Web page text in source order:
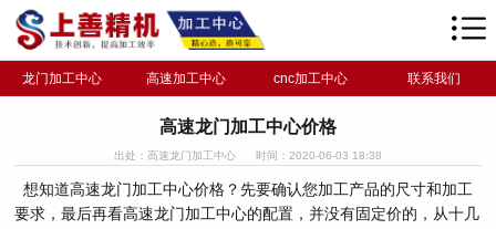
龙门加工中心 高速加工中心 cnc加工中心 联系我们
高速龙门加工中心价格
出处：高速龙门加工中心 时间：2020-06-03 18:38
想知道高速龙门加工中心价格？先要确认您加工产品的尺寸和加工
要求，最后再看高速龙门加工中心的配置，并没有固定价的，从十几